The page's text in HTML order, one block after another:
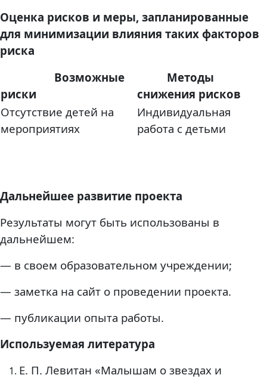
Оценка рисков и меры, запланированные
для минимизации влияния таких факторов
риска
Возможные
риски
Методы
снижения рисков
Отсутствие детей на
мероприятиях
Индивидуальная
работа с детьми
Дальнейшее развитие проекта
Результаты могут быть использованы в
дальнейшем:
— в своем образовательном учреждении;
— заметка на сайт о проведении проекта.
— публикации опыта работы.
Используемая литература
Е. П. Левитан «Малышам о звездах и